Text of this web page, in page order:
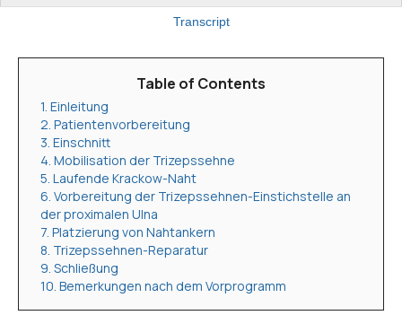
Transcript
Table of Contents
1. Einleitung
2. Patientenvorbereitung
3. Einschnitt
4. Mobilisation der Trizepssehne
5. Laufende Krackow-Naht
6. Vorbereitung der Trizepssehnen-Einstichstelle an
der proximalen Ulna
7. Platzierung von Nahtankern
8. Trizepssehnen-Reparatur
9. Schließung
10. Bemerkungen nach dem Vorprogramm